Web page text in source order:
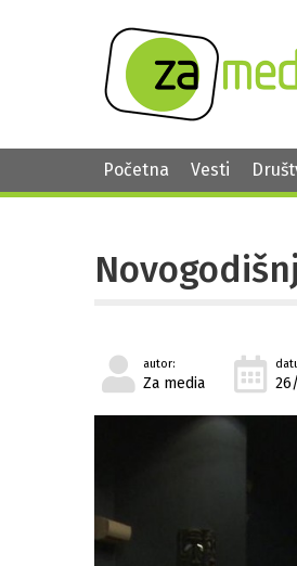
Početna Vesti
autor:
Za media